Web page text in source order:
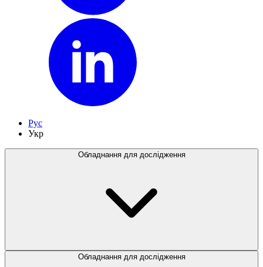
Рус
Укр
Обладнання для дослідження
Обладнання для дослідження